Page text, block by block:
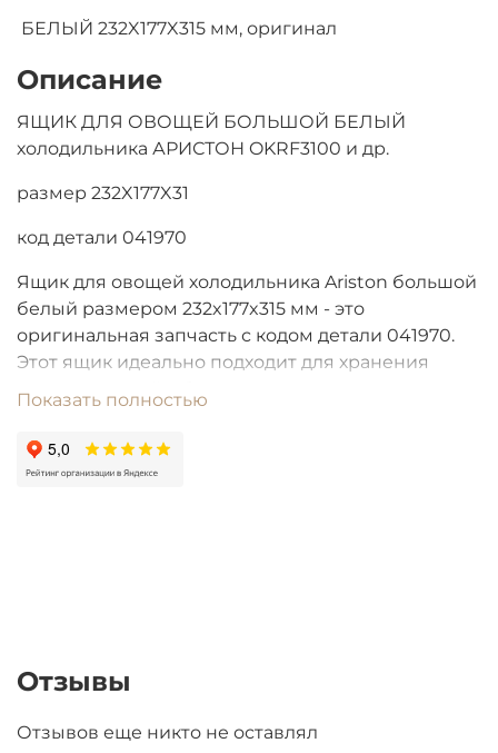
БЕЛЫЙ 232X177X315 мм, оригинал
Описание
ЯЩИК ДЛЯ ОВОЩЕЙ БОЛЬШОЙ БЕЛЫЙ
холодильника АРИСТОН OKRF3100 и др.
размер 232X177X31
код детали 041970
Ящик для овощей холодильника Ariston большой
белый размером 232x177x315 мм - это
оригинальная запчасть с кодом детали 041970.
Этот ящик идеально подходит для хранения
свежих овощей, обеспечивая им оптимальные
материалу и прочной конструкции, он будет
служить вам долгие годы, помогая поддерживать
Показать полностью
Отзывы
Отзывов еще никто не оставлял